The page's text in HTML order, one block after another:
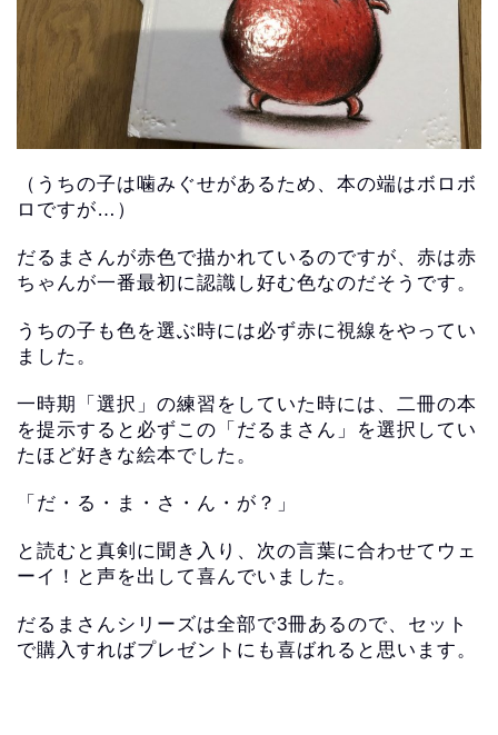
（うちの子は噛みぐせがあるため、本の端はボロボ
ロですが…）
だるまさんが赤色で描かれているのですが、赤は赤
ちゃんが一番最初に認識し好む色なのだそうです。
うちの子も色を選ぶ時には必ず赤に視線をやってい
ました。
一時期「選択」の練習をしていた時には、二冊の本
を提示すると必ずこの「だるまさん」を選択してい
たほど好きな絵本でした。
「だ・る・ま・さ・ん・が？」
と読むと真剣に聞き入り、次の言葉に合わせてウェ
ーイ！と声を出して喜んでいました。
だるまさんシリーズは全部で3冊あるので、セット
で購入すればプレゼントにも喜ばれると思います。